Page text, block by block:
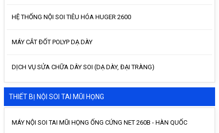
HỆ THỐNG NỘI SOI TIÊU HÓA HUGER 2600
MÁY CẮT ĐỐT POLYP DẠ DÀY
DỊCH VỤ SỬA CHỮA DÂY SOI (DẠ DÀY, ĐẠI TRÀNG)
THIẾT BỊ NỘI SOI TAI MŨI HỌNG
MÁY NỘI SOI TAI MŨI HỌNG ỐNG CỨNG NET 260B - HÀN QUỐC